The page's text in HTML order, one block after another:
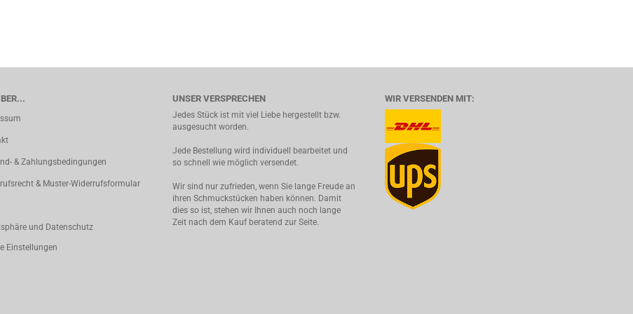
& Zahlungsbedingungen
& Muster-Widerrufsformular
und Datenschutz
Einstellungen
UNSER VERSPRECHEN
Jedes Stück ist mit viel Liebe hergestellt bzw.
ausgesucht worden.
Jede Bestellung wird individuell bearbeitet und
so schnell wie möglich versendet.
Wir sind nur zufrieden, wenn Sie lange Freude an
ihren Schmuckstücken haben können. Damit
dies so ist, stehen wir Ihnen auch noch lange
Zeit nach dem Kauf beratend zur Seite.
WIR VERSENDEN MIT: